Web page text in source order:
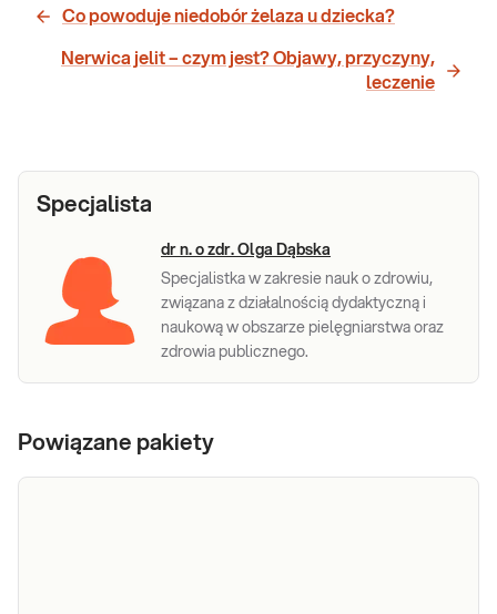
Co powoduje niedobór żelaza u dziecka?
Nerwica jelit – czym jest? Objawy, przyczyny,
leczenie
Specjalista
dr n. o zdr. Olga Dąbska
Specjalistka w zakresie nauk o zdrowiu,
związana z działalnością dydaktyczną i
naukową w obszarze pielęgniarstwa oraz
zdrowia publicznego.
Powiązane pakiety